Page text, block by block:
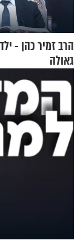
הרב זמיר כהן -
גאולה